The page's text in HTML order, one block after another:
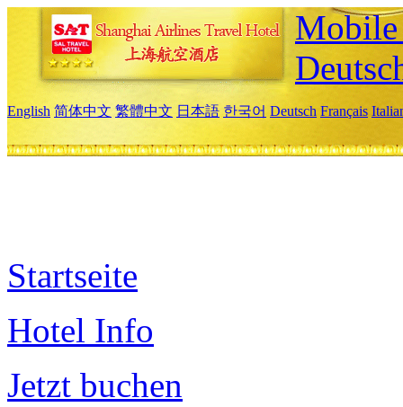
English 简体中文 繁體中文 日本語 한국어 Deutsch Français
Startseite
Hotel Info
Jetzt buchen